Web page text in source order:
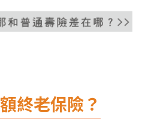
終老保險？